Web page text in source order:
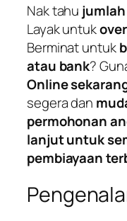
Nak tahu
Layak untuk
Berminat untuk
atau bank?
Online
segera dan
permohonan
lanjut untuk
pembiayaan